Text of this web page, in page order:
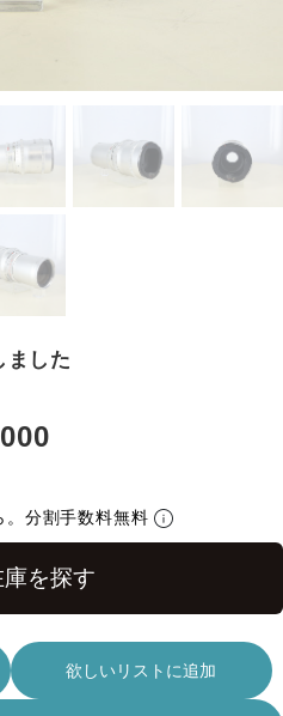
ました
。分割手数料無料
欲しいリストに追加